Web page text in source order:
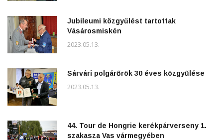
Jubileumi közgyűlést tartottak
Vásárosmiskén
2023.05.13.
Sárvári polgárőrök 30 éves közgyűlése
2023.05.13.
44. Tour de Hongrie kerékpárverseny 1.
szakasza Vas vármegyében